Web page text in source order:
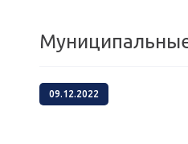
09.12.2022